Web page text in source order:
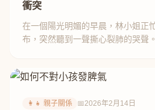
衝突
在一個陽光明媚的早晨，林小姐正
布，突然聽到一聲撕心裂肺的哭聲
👩‍👧 親子關係 📅2026年2月14日